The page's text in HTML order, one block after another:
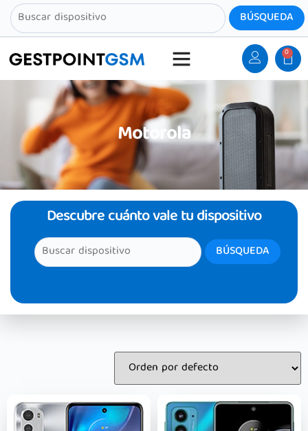
0
Motorola
Descubre cuánto vale tu dispositivo